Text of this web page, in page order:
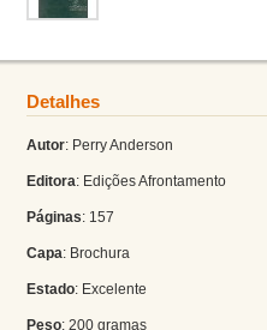
Detalhes
Autor: Perry Anderson
Editora: Edições Afrontamento
Páginas: 157
Capa: Brochura
Estado: Excelente
Peso: 200 gramas